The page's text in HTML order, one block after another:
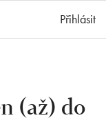
Přihlásit
(až) do